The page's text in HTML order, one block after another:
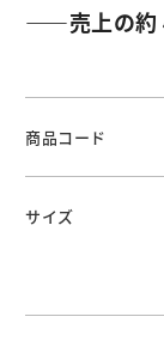
――売上の約
商品コード
サイズ